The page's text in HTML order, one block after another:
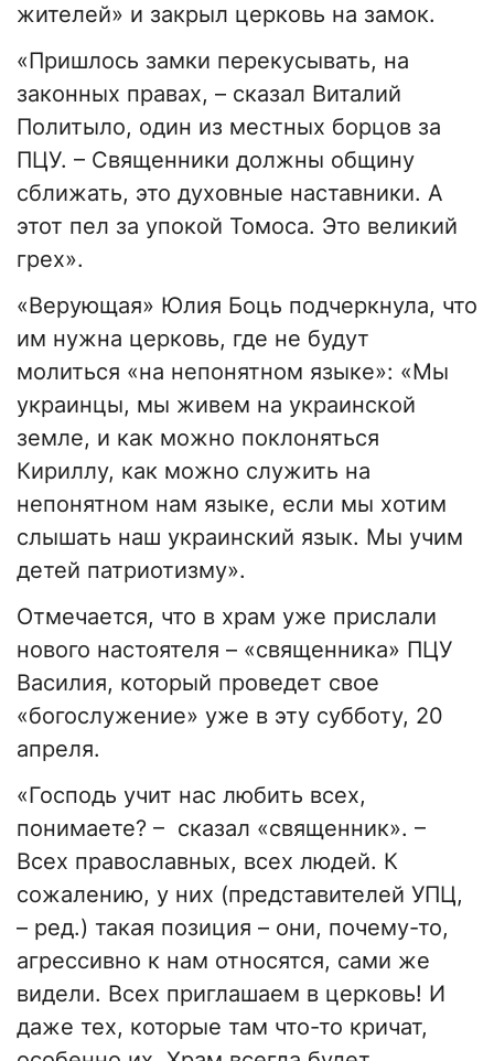
жителей» и закрыл церковь на замок.
«Пришлось замки перекусывать, на
законных правах, – сказал Виталий
Политыло, один из местных борцов за
ПЦУ. – Священники должны общину
сближать, это духовные наставники. А
этот пел за упокой Томоса. Это великий
грех».
«Верующая» Юлия Боць подчеркнула, что
им нужна церковь, где не будут
молиться «на непонятном языке»: «Мы
украинцы, мы живем на украинской
земле, и как можно поклоняться
Кириллу, как можно служить на
непонятном нам языке, если мы хотим
слышать наш украинский язык. Мы учим
детей патриотизму».
Отмечается, что в храм уже прислали
нового настоятеля – «священника» ПЦУ
Василия, который проведет свое
«богослужение» уже в эту субботу, 20
апреля.
«Господь учит нас любить всех,
понимаете? – сказал «священник». –
Всех православных, всех людей. К
сожалению, у них (представителей УПЦ,
– ред.) такая позиция – они, почему-то,
агрессивно к нам относятся, сами же
видели. Всех приглашаем в церковь! И
даже тех, которые там что-то кричат,